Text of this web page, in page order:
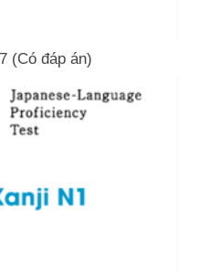
(Có đáp án)